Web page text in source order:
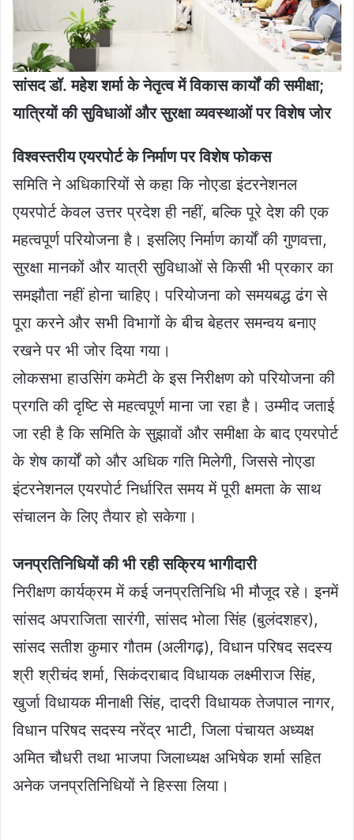
सांसद डॉ. महेश शर्मा के नेतृत्व में विकास कार्यों की समीक्षा;
यात्रियों की सुविधाओं और सुरक्षा व्यवस्थाओं पर विशेष जोर
विश्वस्तरीय एयरपोर्ट के निर्माण पर विशेष फोकस
समिति ने अधिकारियों से कहा कि नोएडा इंटरनेशनल
एयरपोर्ट केवल उत्तर प्रदेश ही नहीं, बल्कि पूरे देश की एक
महत्वपूर्ण परियोजना है। इसलिए निर्माण कार्यों की गुणवत्ता,
सुरक्षा मानकों और यात्री सुविधाओं से किसी भी प्रकार का
समझौता नहीं होना चाहिए। परियोजना को समयबद्ध ढंग से
पूरा करने और सभी विभागों के बीच बेहतर समन्वय बनाए
रखने पर भी जोर दिया गया।
लोकसभा हाउसिंग कमेटी के इस निरीक्षण को परियोजना की
प्रगति की दृष्टि से महत्वपूर्ण माना जा रहा है। उम्मीद जताई
जा रही है कि समिति के सुझावों और समीक्षा के बाद एयरपोर्ट
के शेष कार्यों को और अधिक गति मिलेगी, जिससे नोएडा
इंटरनेशनल एयरपोर्ट निर्धारित समय में पूरी क्षमता के साथ
संचालन के लिए तैयार हो सकेगा।
जनप्रतिनिधियों की भी रही सक्रिय भागीदारी
निरीक्षण कार्यक्रम में कई जनप्रतिनिधि भी मौजूद रहे। इनमें
सांसद अपराजिता सारंगी, सांसद भोला सिंह (बुलंदशहर),
सांसद सतीश कुमार गौतम (अलीगढ़), विधान परिषद सदस्य
श्री श्रीचंद शर्मा, सिकंदराबाद विधायक लक्ष्मीराज सिंह,
खुर्जा विधायक मीनाक्षी सिंह, दादरी विधायक तेजपाल नागर,
विधान परिषद सदस्य नरेंद्र भाटी, जिला पंचायत अध्यक्ष
अमित चौधरी तथा भाजपा जिलाध्यक्ष अभिषेक शर्मा सहित
अनेक जनप्रतिनिधियों ने हिस्सा लिया।